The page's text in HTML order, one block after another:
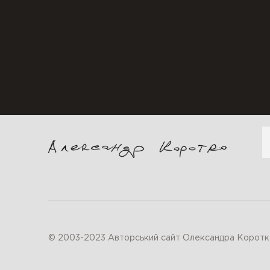
© 2003-2023 Авторський сайт Олександра